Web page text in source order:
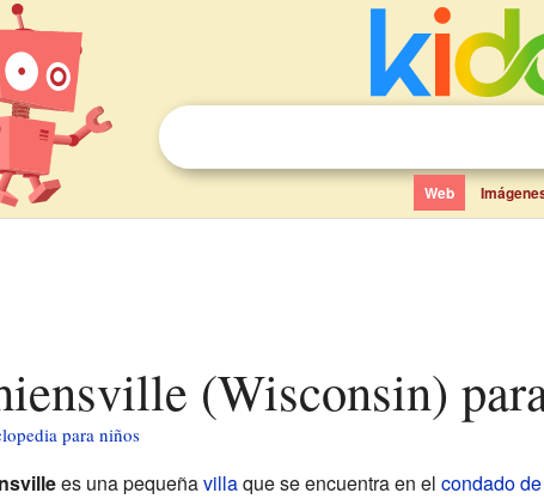
Web
(Wisconsin)
para niños
es una pequeñavillaque se encuentra en el condado de